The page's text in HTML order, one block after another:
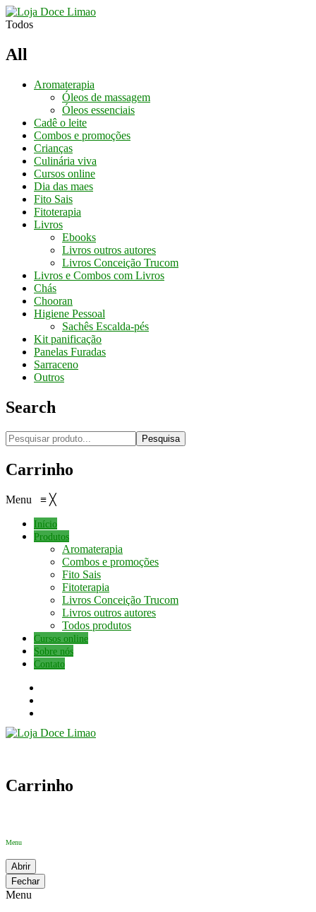
Todos
All
Aromaterapia
Óleos de massagem
Óleos essenciais
Cadê o leite
Combos e promoções
Crianças
Culinária viva
Cursos online
Dia das maes
Fito Sais
Fitoterapia
Livros
Ebooks
Livros outros autores
Livros Conceição Trucom
Livros e Combos com Livros
Chás
Chooran
Higiene Pessoal
Sachês Escalda-pés
Kit panificação
Panelas Furadas
Sarraceno
Outros
Search
Pesquisa
Carrinho
Menu ≡ ╳
Início
Produtos
Aromaterapia
Combos e promoções
Fito Sais
Fitoterapia
Livros Conceição Trucom
Livros outros autores
Todos produtos
Cursos online
Sobre nós
Contato
Carrinho
Menu
Abrir
Fechar
Menu